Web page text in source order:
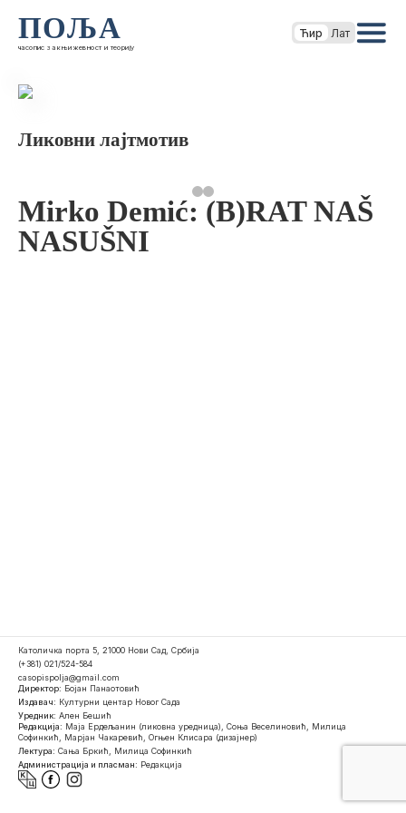
ПОЉА
часопис за књижевност и теорију
Ћир Лат
Ликовни лајтмотив
Mirko Demić: (B)RAT NAŠ
NASUŠNI
Католичка порта 5, 21000 Нови Сад, Србија
(+381) 021/524-584
casopispolja@gmail.com
Директор: Бојан Панаотовић
Издавач: Културни центар Новог Сада
Уредник: Ален Бешић
Редакција: Маја Ердељанин (ликовна уредница), Соња Веселиновић, Милица
Софинкић, Марјан Чакаревић, Огњен Клисара (дизајнер)
Лектура: Сања Бркић, Милица Софинкић
Администрација и пласман: Редакција